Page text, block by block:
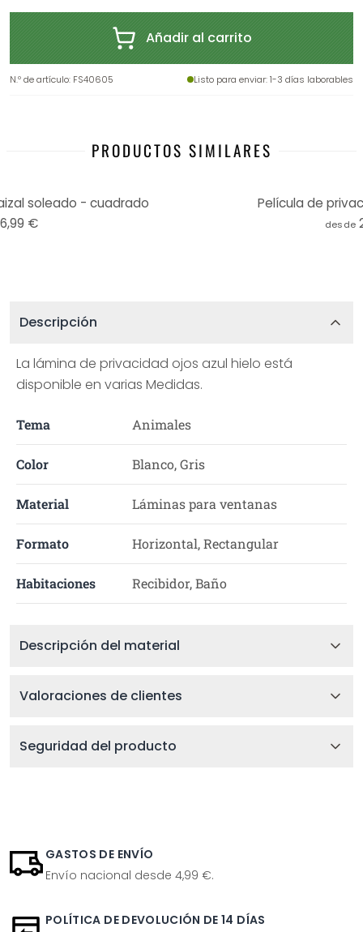
Añadir al carrito
N.º de artículo: FS40605 Listo para enviar: 1-3 días laborables
PRODUCTOS SIMILARES
soleado - cuadrado
€
Película de
desde
Descripción
La lámina de privacidad ojos azul hielo está
disponible en varias Medidas.
Tema Animales
Color Blanco, Gris
Material Láminas para ventanas
Formato Horizontal, Rectangular
Habitaciones Recibidor, Baño
Descripción del material
Valoraciones de clientes
Seguridad del producto
GASTOS DE ENVÍO
Envío nacional desde 4,99 €.
POLÍTICA DE DEVOLUCIÓN DE 14 DÍAS